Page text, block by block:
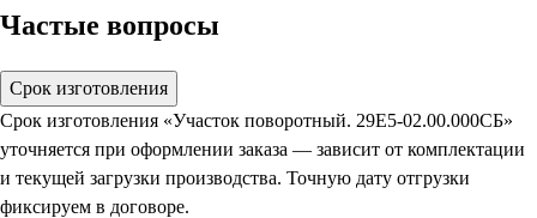
Частые вопросы
Срок изготовления
Срок изготовления «Участок поворотный. 29Е5-02.00.000СБ»
уточняется при оформлении заказа — зависит от комплектации
и текущей загрузки производства. Точную дату отгрузки
фиксируем в договоре.